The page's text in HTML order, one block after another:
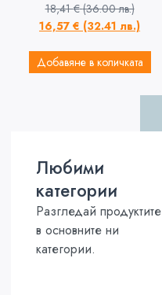
18,41€ (36.00 лв.)
16,57 € (32.41 лв.)
Добавяне в количката
Любими
категории
Разгледай продуктите
в основните ни
категории.